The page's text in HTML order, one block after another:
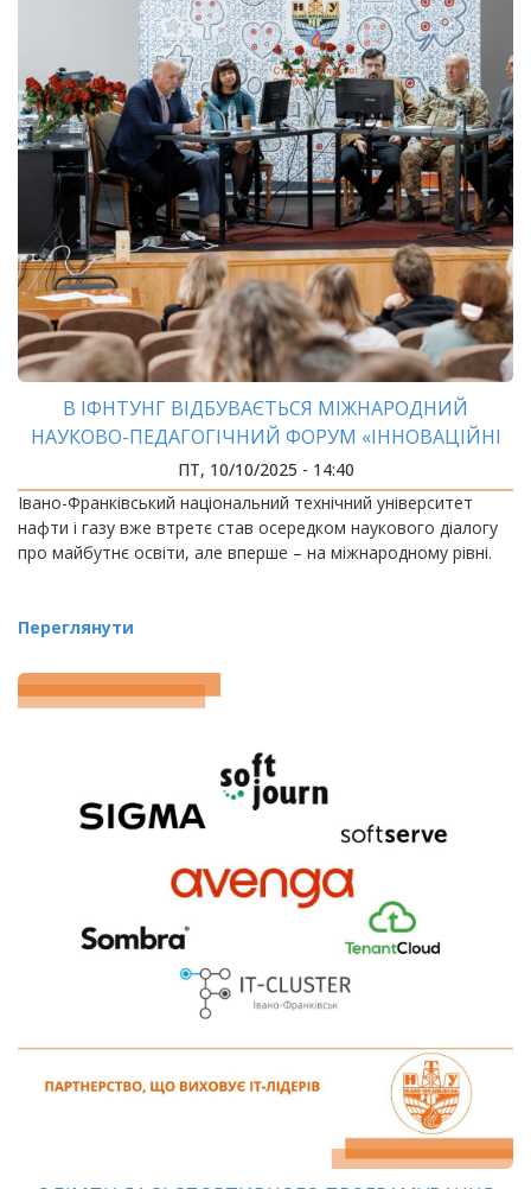
В ІФНТУНГ ВІДБУВАЄТЬСЯ МІЖНАРОДНИЙ
НАУКОВО-ПЕДАГОГІЧНИЙ ФОРУМ «ІННОВАЦІЙНІ
ТЕХНОЛОГІЇ В ОСВІТІ»
ПТ, 10/10/2025 - 14:40
Івано-Франківський національний технічний університет
нафти і газу вже втретє став осередком наукового діалогу
про майбутнє освіти, але вперше – на міжнародному рівні.
Переглянути